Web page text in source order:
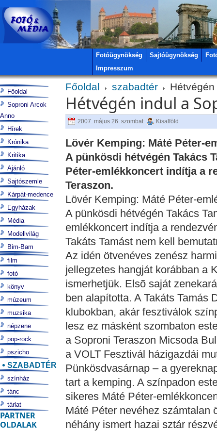
Fotóügynökség Sajtóügynökség
Impresszum
Főoldal szabadtér
Hétvégén indul a
2007. május 26. szombat Kisalföld
Lövér Kemping: Máté Péter-
A pünkösdi hétvégén Takács
Péter-emlékkoncert indítja a
Teraszon.
Lövér Kemping: Máté Péter-
A pünkösdi hétvégén Takács
emlékkoncert indítja a
Takáts Tamást nem kell
Az idén ötvenéves zenész
jellegzetes hangját korábban a
ismerhetjük. Elsõ saját
ben alapította. A Takáts Tamás
klubokban, akár fesztiválok
lesz ez másként szombaton
a Soproni Teraszon Micsoda
a VOLT Fesztivál házigazdái
Pünkösdvasárnap – a
tart a kemping. A színpadon
sikeres Máté Péter-
Máté Péter nevéhez számtalan
néhány ismert hazai sztár
Főoldal
Soproni Arcok
Anno
Hírek
Krónika
Kritika
Ajánló
Sajtószemle
Kárpát-medence
Egyházak
Média
Modellvilág
Bim-Bam
film
fotó
könyv
múzeum
muzsika
népzene
pop-rock
pszicho
SZABADTÉR
színház
tánc
tárlat
PARTNER
OLDALAK